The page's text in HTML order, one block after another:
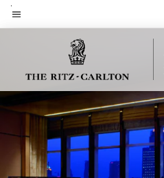
Skip
to菜单文本